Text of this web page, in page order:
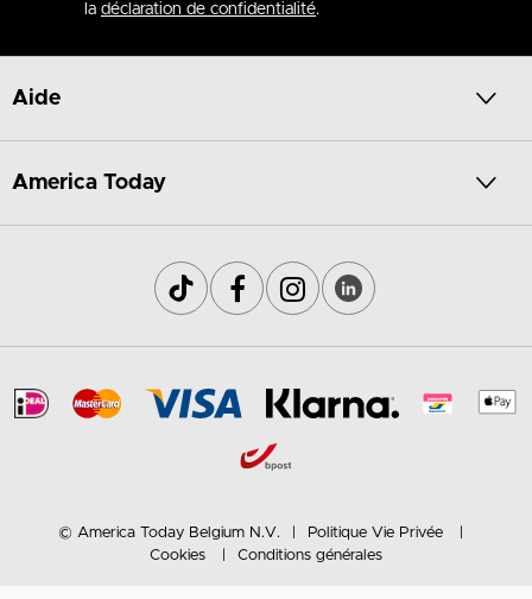
la déclaration de confidentialité.
Aide
America Today
© America Today Belgium N.V.
Politique Vie Privée
Cookies
Conditions générales